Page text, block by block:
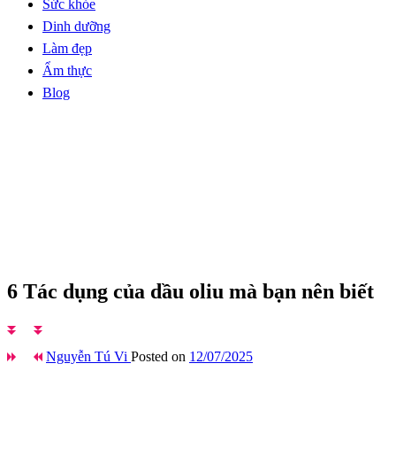
Sức khỏe
Dinh dưỡng
Làm đẹp
Ẩm thực
Blog
6 Tác dụng của dầu oliu mà bạn nên biết
Nguyễn Tú Vi Posted on 12/07/2025